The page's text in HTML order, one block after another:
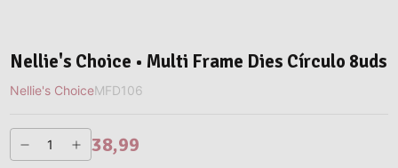
Nellie's Choice • Multi Frame Dies Círculo 8uds
Nellie's ChoiceMFD106
38,99